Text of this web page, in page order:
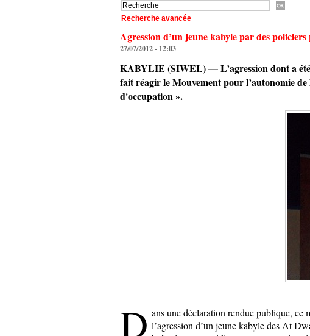
Recherche avancée
Agression d’un jeune kabyle par des
27/07/2012 - 12:03
KABYLIE (SIWEL) — L’agression dont a été
fait réagir le Mouvement pour l’autonomie
d'occupation ».
D ans une déclaration rendue publique,
l’agression d’un jeune kabyle des At